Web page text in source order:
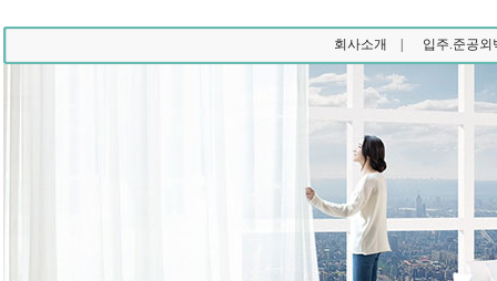
회사소개 | 입주.준공